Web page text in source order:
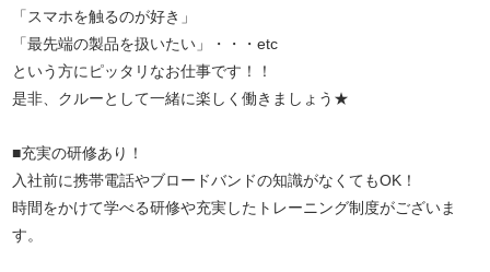
「スマホを触るのが好き」
「最先端の製品を扱いたい」・・・etc
という方にピッタリなお仕事です！！
是非、クルーとして一緒に楽しく働きましょう★
■充実の研修あり！
入社前に携帯電話やブロードバンドの知識がなくてもOK！
時間をかけて学べる研修や充実したトレーニング制度がございま
す。